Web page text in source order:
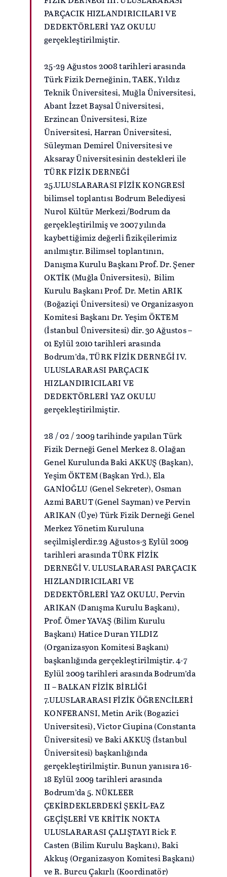
PARÇACIK HIZLANDIRICILARI VE
DEDEKTÖRLERİ YAZ OKULU
gerçekleştirilmiştir.
25-29 Ağustos 2008 tarihleri arasında
Türk Fizik Derneğinin, TAEK, Yıldız
Teknik Üniversitesi, Muğla Üniversitesi,
Abant İzzet Baysal Üniversitesi,
Erzincan Üniversitesi, Rize
Üniversitesi, Harran Üniversitesi,
Süleyman Demirel Üniversitesi ve
Aksaray Üniversitesinin destekleri ile
TÜRK FİZİK DERNEĞİ
25.ULUSLARARASI FİZİK KONGRESİ
bilimsel toplantısı Bodrum Belediyesi
Nurol Kültür Merkezi/Bodrum da
gerçekleştirilmiş ve 2007 yılında
kaybettiğimiz değerli fizikçilerimiz
anılmıştır. Bilimsel toplantının,
Danışma Kurulu Başkanı Prof. Dr. Şener
OKTİK (Muğla Üniversitesi), Bilim
Kurulu Başkanı Prof. Dr. Metin ARIK
(Boğaziçi Üniversitesi) ve Organizasyon
Komitesi Başkanı Dr. Yeşim ÖKTEM
(İstanbul Üniversitesi) dir. 30 Ağustos –
01 Eylül 2010 tarihleri arasında
Bodrum’da, TÜRK FİZİK DERNEĞİ IV.
ULUSLARARASI PARÇACIK
HIZLANDIRICILARI VE
DEDEKTÖRLERİ YAZ OKULU
gerçekleştirilmiştir.
28 / 02 / 2009 tarihinde yapılan Türk
Fizik Derneği Genel Merkez 8. Olağan
Genel Kurulunda Baki AKKUŞ (Başkan),
Yeşim ÖKTEM (Başkan Yrd.), Ela
GANİOĞLU (Genel Sekreter), Osman
Azmi BARUT (Genel Sayman) ve Pervin
ARIKAN (Üye) Türk Fizik Derneği Genel
Merkez Yönetim Kuruluna
seçilmişlerdir.29 Ağustos-3 Eylül 2009
tarihleri arasında TÜRK FİZİK
DERNEĞİ V. ULUSLARARASI PARÇACIK
HIZLANDIRICILARI VE
DEDEKTÖRLERİ YAZ OKULU, Pervin
ARIKAN (Danışma Kurulu Başkanı),
Prof. Ömer YAVAŞ (Bilim Kurulu
Başkanı) Hatice Duran YILDIZ
(Organizasyon Komitesi Başkanı)
başkanlığında gerçekleştirilmiştir. 4-7
Eylül 2009 tarihleri arasında Bodrum’da
II – BALKAN FİZİK BİRLİĞİ
7.ULUSLARARASI FİZİK ÖĞRENCİLERİ
KONFERANSI, Metin Arik (Bogazici
Universitesi), Victor Ciupina (Constanta
Üniversitesi) ve Baki AKKUŞ (İstanbul
Üniversitesi) başkanlığında
gerçekleştirilmiştir. Bunun yanısıra 16-
18 Eylül 2009 tarihleri arasında
Bodrum’da 5. NÜKLEER
ÇEKİRDEKLERDEKİ ŞEKİL-FAZ
GEÇİŞLERİ VE KRİTİK NOKTA
ULUSLARARASI ÇALIŞTAYI Rick F.
Casten (Bilim Kurulu Başkanı), Baki
Akkuş (Organizasyon Komitesi Başkanı)
ve R. Burcu Çakırlı (Koordinatör)